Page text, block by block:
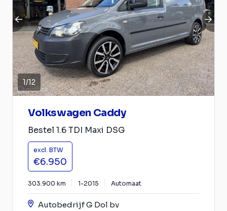
1/12
Volkswagen Caddy
Bestel 1.6 TDI Maxi DSG
excl. BTW
€6.950
303.900 km 1-2015 Automaat
Autobedrijf G Dol bv